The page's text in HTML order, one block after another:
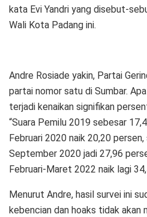
kata Evi Yandri yang disebut-
Wali Kota Padang ini.
Andre Rosiade yakin, Partai
partai nomor satu di Sumbar.
terjadi kenaikan signifikan
“Suara Pemilu 2019 sebesar
Februari 2020 naik 20,20
September 2020 jadi 27,96
Februari-Maret 2022 naik lagi
Menurut Andre, hasil survei ini
kebencian dan hoaks tidak akan